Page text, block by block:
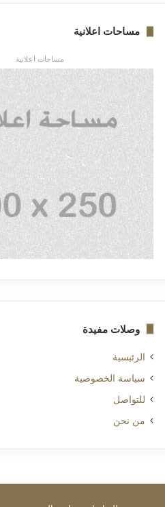
مساحات اعلانية
مساحات اعلانية
وصلات مفيدة
الرئيسية
سياسة الخصوصية
للتواصل
من نحن